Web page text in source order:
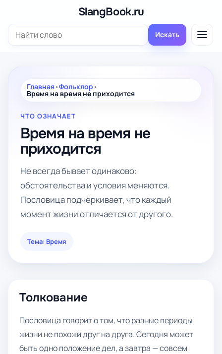
содержимому
SlangBook.ru
Поиск: Искать
Главная•Фольклор •
Время на время не приходится
ЧТО ОЗНАЧАЕТ
Время на время не
приходится
Не всегда бывает одинаково:
обстоятельства и условия меняются.
Пословица подчёркивает, что каждый
момент жизни отличается от другого.
Тема: Время
Толкование
Пословица говорит о том, что разные периоды
жизни не похожи друг на друга. Сегодня может
быть одно положение дел, а завтра — совсем